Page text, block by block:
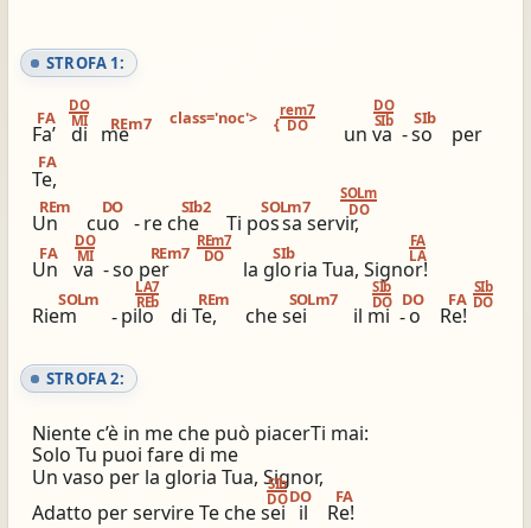
view_column_2
2 colonne Scroll Metronomo
library_books
Simili altri innari
ios_share
Condividi
STROFA 1:
Fa’
FA
di
DO
MI
me
REm7 class='noc'> {
rem7
DO
un va
DO
SIb
-so
SIb
per
Te,
FA
Un
REm
cuo
DO
-re che
SIb2
Ti pos
SOLm7
sa servir,
SOLm
DO
Un
FA
va
DO
MI
-so per
REm7
REm7
DO
la glo
SIb
ria Tua, Signor!
FA
LA
Riem
SOLm
-pilo
LA7
REb
di Te,
REm
che sei
SOLm7
il mi
SIb
DO
-o
DO
Re!
FA
SIb
DO
STROFA 2:
Niente c’è in me che può piacerTi mai:
Solo Tu puoi fare di me
Un vaso per la gloria Tua, Signor,
Adatto per servire Te che sei
SIb
DO
il
DO
Re!
FA